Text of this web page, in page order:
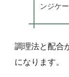
ンジケ
調理法と配合
になります。